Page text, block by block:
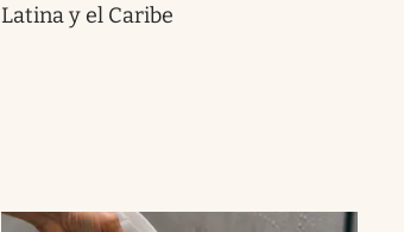
Latina y el Caribe